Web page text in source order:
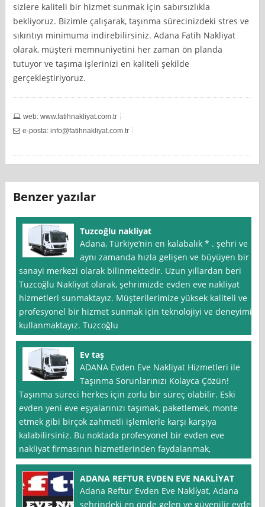
sizlere kaliteli bir hizmet sunmak için sabırsızlıkla
bekliyoruz. Bizimle çalışarak, taşınma sürecinizdeki stres ve
sıkıntıyı minimuma indirebilirsiniz. Adana Fatih Nakliyat
olarak, müşteri memnuniyetini her zaman ön planda
tutuyor ve taşıma işlerinizi en kaliteli şekilde
gerçekleştiriyoruz.
web: www.fatihnakliyat.com.tr
e-posta:info@fatihnakliyat.com.tr
Benzer yazılar
Tuzcoğlu nakliyat
Adana, Türkiye’nin en kalabalık * . şehri ve
aynı zamanda hızla gelişen ve büyüyen bir
sanayi merkezi olarak bilinmektedir. Uzun yıllardan beri
Tuzcoğlu Nakliyat olarak, şehrimizde evden eve nakliyat
hizmetleri sunmaktayız. Müşterilerimize yüksek kaliteli ve
profesyonel bir hizmet sunmak için teknolojiyi ve deneyimi
kullanmaktayız. Tuzcoğlu
Ev taş
ADANA Evden Eve Nakliyat Hizmetleri ile
Taşınma Sorunlarınızı Kolayca Çözün!
Taşınma süreci herkes için zorlu bir süreç olabilir. Eski
evden yeni eve eşyalarınızı taşımak, paketlemek, monte
etmek gibi birçok zahmetli işlemlerle karşı karşıya
kalabilirsiniz. Bu noktada profesyonel bir evden eve
nakliyat firmasının hizmetlerinden faydalanmak,
ADANA REFTUR EVDEN EVE NAKLİYAT
Adana Reftur Evden Eve Nakli̇yat, Adana
şehrindeki en önde gelen ve güvenilir evden